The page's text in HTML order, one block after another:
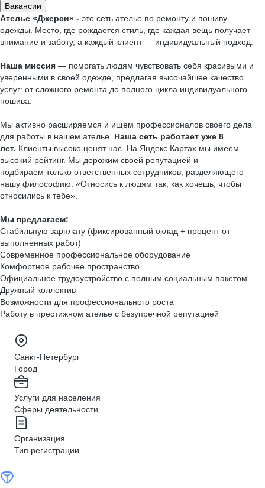
Вакансии
Ателье «Джерси» - это сеть ателье по ремонту и пошиву
одежды. Место, где рождается стиль, где каждая вещь получает
внимание и заботу, а каждый клиент — индивидуальный подход.
Наша миссия — помогать людям чувствовать себя красивыми и
уверенными в своей одежде, предлагая высочайшее качество
услуг: от сложного ремонта до полного цикла индивидуального
пошива.
Мы активно расширяемся и ищем профессионалов своего дела
для работы в нашем ателье. Наша сеть работает уже 8
лет. Клиенты высоко ценят нас. На Яндекс Картах мы имеем
высокий рейтинг. Мы дорожим своей репутацией и
подбираем только ответственных сотрудников, разделяющего
нашу философию: «Относись к людям так, как хочешь, чтобы
относились к тебе».
Мы предлагаем:
Стабильную зарплату (фиксированный оклад + процент от
выполненных работ)
Современное профессиональное оборудование
Комфортное рабочее пространство
Официальное трудоустройство с полным социальным пакетом
Дружный коллектив
Возможности для профессионального роста
Работу в престижном ателье с безупречной репутацией
Санкт-Петербург
Город
Услуги для населения
Сферы деятельности
Организация
Тип регистрации